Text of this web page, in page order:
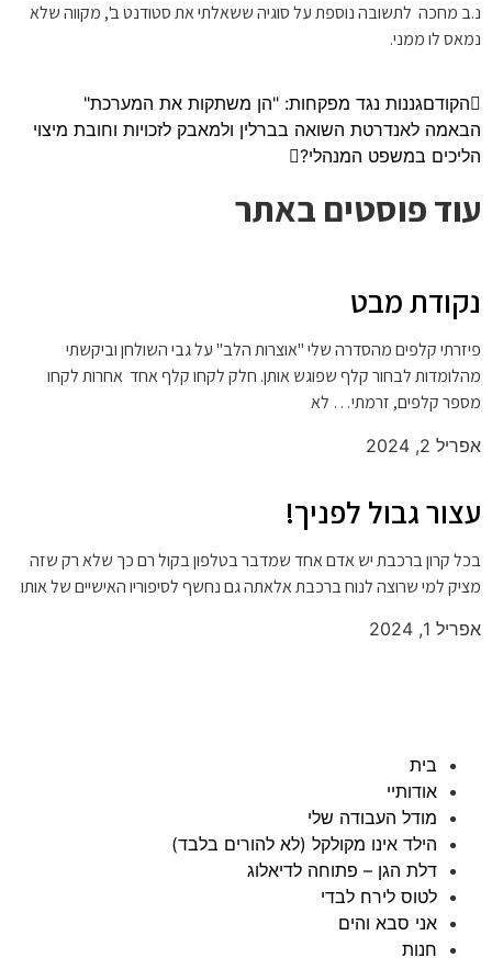
נ.ב מחכה לתשובה נוספת על סוגיה ששאלתי את סטודנט ב', מקווה שלא
נמאס לו ממני.
הקודםגננות נגד מפקחות: "הן משתקות את המערכת"
הבאמה לאנדרטת השואה בברלין ולמאבק לזכויות וחובת מיצוי
הליכים במשפט המנהלי?
עוד פוסטים באתר
נקודת מבט
פיזרתי קלפים מהסדרה שלי "אוצרות הלב" על גבי השולחן וביקשתי
מהלומדות לבחור קלף שפוגש אותן. חלק לקחו קלף אחד אחרות לקחו
מספר קלפים, זרמתי… לא
אפריל 2, 2024
עצור גבול לפניך!
בכל קרון ברכבת יש אדם אחד שמדבר בטלפון בקול רם כך שלא רק שזה
מציק למי שרוצה לנוח ברכבת אלאתה גם נחשף לסיפוריו האישיים של אותו
אפריל 1, 2024
בית
אודותיי
מודל העבודה שלי
הילד אינו מקולקל (לא להורים בלבד)
דלת הגן – פתוחה לדיאלוג
לטוס לירח לבדי
אני סבא והים
חנות